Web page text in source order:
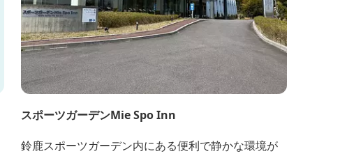
スポーツガーデンMie Spo Inn
鈴鹿スポーツガーデン内にある便利で静かな環境が